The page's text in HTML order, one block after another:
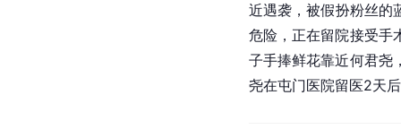
近遇袭，被假扮粉丝的
危险，正在留院接受手
子手捧鲜花靠近何君尧
尧在屯门医院留医2天